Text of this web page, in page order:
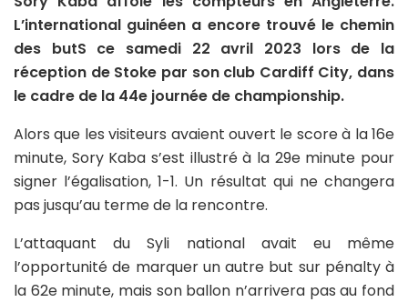
L’international guinéen a encore trouvé le chemin
des butS ce samedi 22 avril 2023 lors de la
réception de Stoke par son club Cardiff City, dans
le cadre de la 44e journée de championship.
Alors que les visiteurs avaient ouvert le score à la 16e
minute, Sory Kaba s’est illustré à la 29e minute pour
signer l’égalisation, 1-1. Un résultat qui ne changera
pas jusqu’au terme de la rencontre.
L’attaquant du Syli national avait eu même
l’opportunité de marquer un autre but sur pénalty à
la 62e minute, mais son ballon n’arrivera pas au fond